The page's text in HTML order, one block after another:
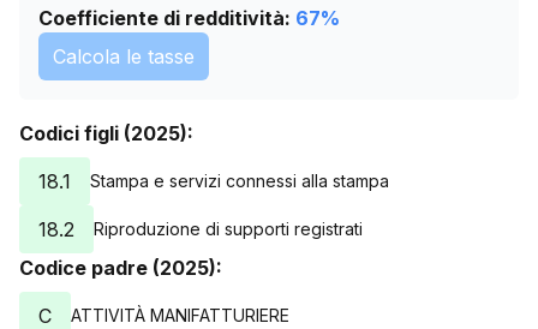
Coefficiente di redditività: 67%
Calcola le tasse
Codici figli (2025):
18.1
Stampa e servizi connessi alla stampa
18.2 Riproduzione di supporti registrati
Codice padre (2025):
C
ATTIVITÀ MANIFATTURIERE